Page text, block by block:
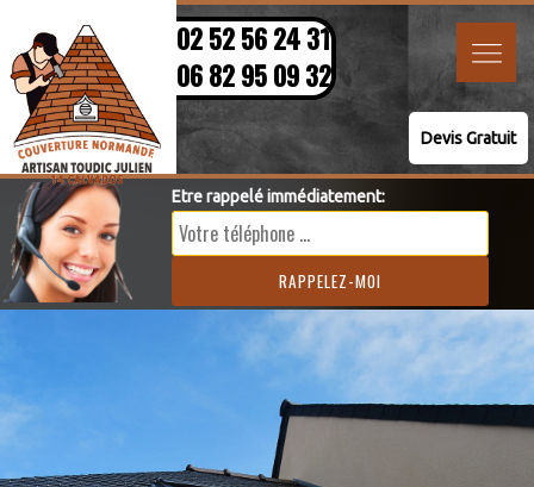
02 52 56 24 31
06 82 95 09 32
Devis Gratuit
Etre rappelé immédiatement: